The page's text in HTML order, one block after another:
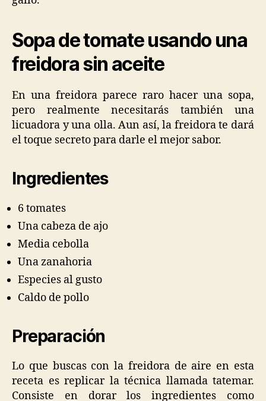
Sopa de tomate usando una
freidora sin aceite
En una freidora parece raro hacer una sopa,
pero realmente necesitarás también una
licuadora y una olla. Aun así, la freidora te dará
el toque secreto para darle el mejor sabor.
Ingredientes
6 tomates
Una cabeza de ajo
Media cebolla
Una zanahoria
Especies al gusto
Caldo de pollo
Preparación
Lo que buscas con la freidora de aire en esta
receta es replicar la técnica llamada tatemar.
Consiste en dorar los ingredientes como